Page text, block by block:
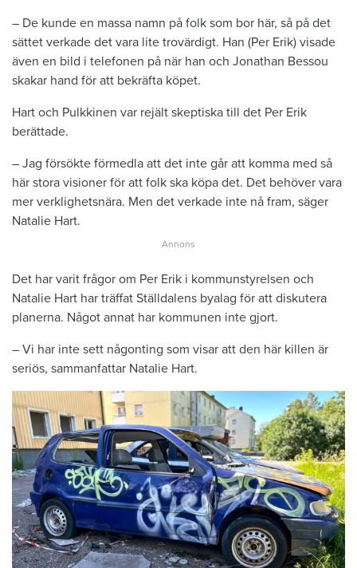
– De kunde en massa namn på folk som bor här, så på det
sättet verkade det vara lite trovärdigt. Han (Per Erik) visade
även en bild i telefonen på när han och Jonathan Bessou
skakar hand för att bekräfta köpet.
Hart och Pulkkinen var rejält skeptiska till det Per Erik
berättade.
– Jag försökte förmedla att det inte går att komma med så
här stora visioner för att folk ska köpa det. Det behöver vara
mer verklighetsnära. Men det verkade inte nå fram, säger
Natalie Hart.
Det har varit frågor om Per Erik i kommunstyrelsen och
Natalie Hart har träffat Ställdalens byalag för att diskutera
planerna. Något annat har kommunen inte gjort.
– Vi har inte sett någonting som visar att den här killen är
seriös, sammanfattar Natalie Hart.